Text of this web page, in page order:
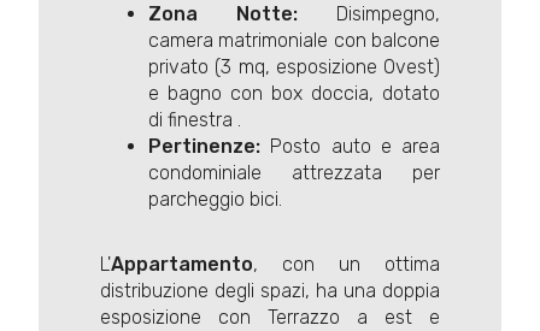
Zona Notte: Disimpegno,
camera matrimoniale con balcone
privato (3 mq, esposizione Ovest)
e bagno con box doccia, dotato
di finestra .
Pertinenze: Posto auto e area
condominiale attrezzata per
parcheggio bici.
L'Appartamento, con un ottima
distribuzione degli spazi, ha una doppia
esposizione con Terrazzo a est e